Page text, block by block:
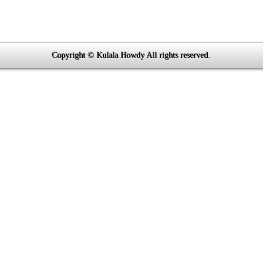
Copyright © Kulala Howdy All rights reserved.